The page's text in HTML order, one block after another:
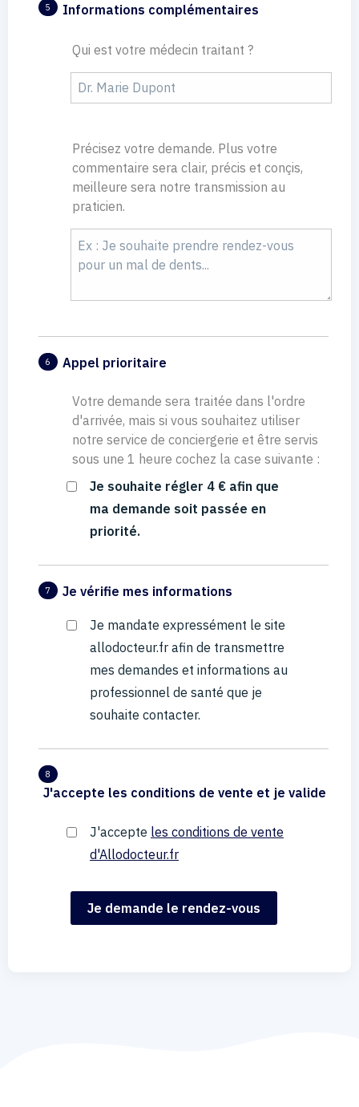
5 Informations complémentaires
Qui est votre médecin traitant ?
Précisez votre demande. Plus votre
commentaire sera clair, précis et conçis,
meilleure sera notre transmission au
praticien.
6 Appel prioritaire
Votre demande sera traitée dans l'ordre
d'arrivée, mais si vous souhaitez utiliser
notre service de conciergerie et être servis
sous une 1 heure cochez la case suivante :
Je souhaite régler 4 € afin que
ma demande soit passée en
priorité.
7 Je vérifie mes informations
Je mandate expressément le site
allodocteur.fr afin de transmettre
mes demandes et informations au
professionnel de santé que je
souhaite contacter.
8
J'accepte les conditions de vente et je valide
J'accepte les conditions de vente
d'Allodocteur.fr